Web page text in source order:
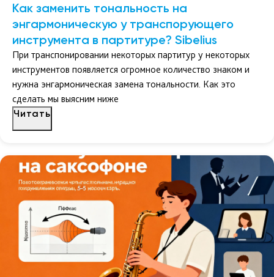
Как заменить тональность на
энгармоническую у транспорующего
инструмента в партитуре? Sibelius
При транспонировании некоторых партитур у некоторых
инструментов появляется огромное количество знаком и
нужна энгармоническая замена тональности. Как это
сделать мы выясним ниже
Читать